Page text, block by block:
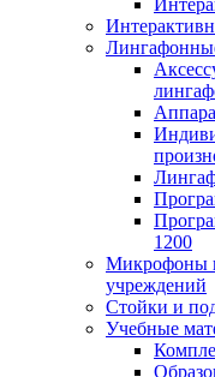
1200
Микрофоны
учреждений
Стойки и
Учебные